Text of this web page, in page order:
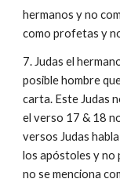
hermanos y no
como profetas y
7. Judas el
posible hombre
carta. Este Judas
el verso 17 & 18
versos Judas
los apóstoles y no
no se menciona